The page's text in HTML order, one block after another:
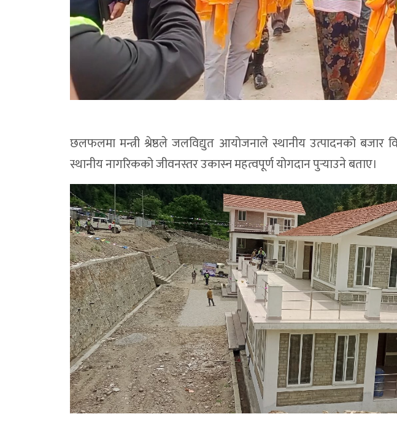
छलफलमा मन्त्री श्रेष्ठले जलविद्युत आयोजनाले स्थानीय उत्पादनको बजार
स्थानीय नागरिकको जीवनस्तर उकास्न महत्वपूर्ण योगदान पुर्‍याउने बताए।